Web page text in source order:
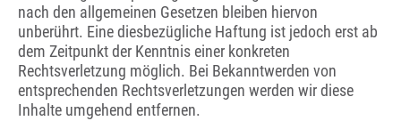
nach den allgemeinen Gesetzen bleiben hiervon
unberührt. Eine diesbezügliche Haftung ist jedoch erst ab
dem Zeitpunkt der Kenntnis einer konkreten
Rechtsverletzung möglich. Bei Bekanntwerden von
entsprechenden Rechtsverletzungen werden wir diese
Inhalte umgehend entfernen.